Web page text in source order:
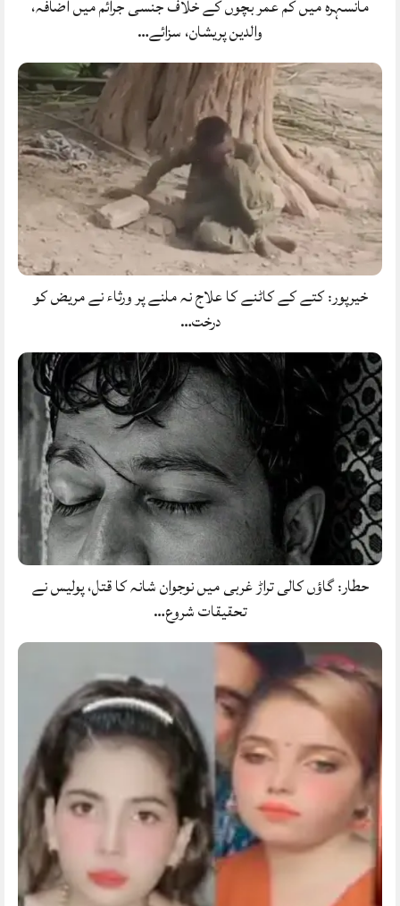
مانسہرہ میں کم عمر بچوں کے خلاف جنسی جرائم میں اضافہ،
والدین پریشان، سزائے…
خیرپور: کتے کے کاٹنے کا علاج نہ ملنے پر ورثاء نے مریض کو
درخت…
حطار: گاؤں کالی تراڑ غربی میں نوجوان شانہ کا قتل، پولیس نے
تحقیقات شروع…